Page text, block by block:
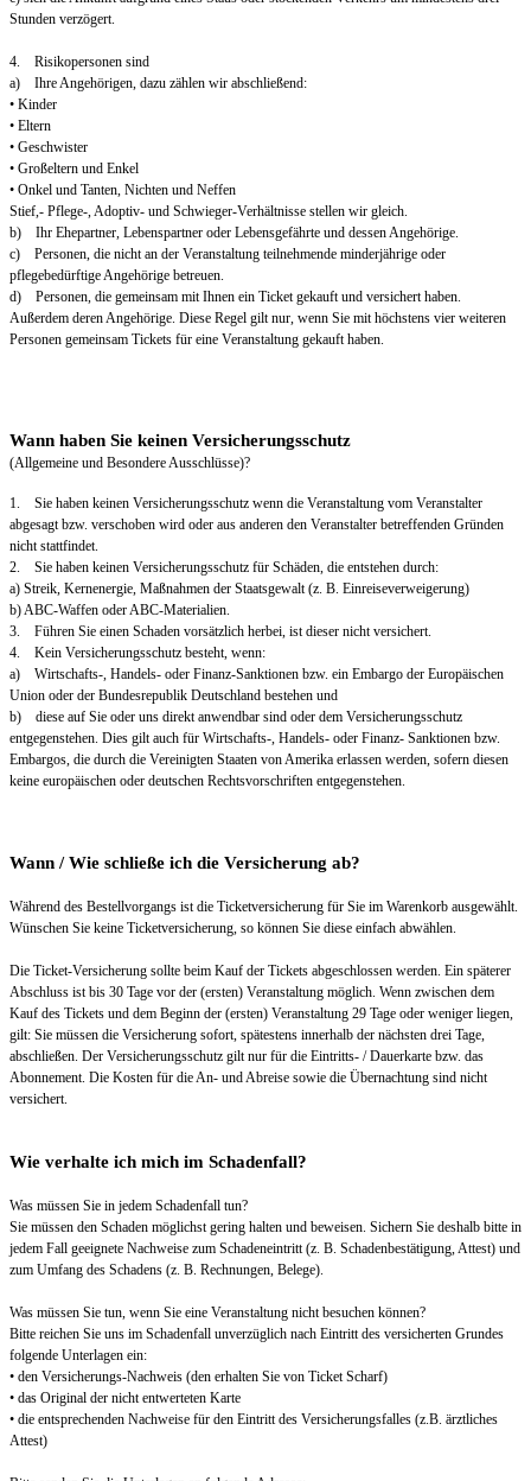
Stunden verzögert.
4. Risikopersonen sind
a) Ihre Angehörigen, dazu zählen wir abschließend:
• Kinder
• Eltern
• Geschwister
• Großeltern und Enkel
• Onkel und Tanten, Nichten und Neffen
Stief,- Pflege-, Adoptiv- und Schwieger-Verhältnisse stellen wir gleich.
b) Ihr Ehepartner, Lebenspartner oder Lebensgefährte und dessen Angehörige.
c) Personen, die nicht an der Veranstaltung teilnehmende minderjährige oder
pflegebedürftige Angehörige betreuen.
d) Personen, die gemeinsam mit Ihnen ein Ticket gekauft und versichert haben.
Außerdem deren Angehörige. Diese Regel gilt nur, wenn Sie mit höchstens vier weiteren
Personen gemeinsam Tickets für eine Veranstaltung gekauft haben.
Wann haben Sie keinen Versicherungsschutz
(Allgemeine und Besondere Ausschlüsse)?
1. Sie haben keinen Versicherungsschutz wenn die Veranstaltung vom Veranstalter
abgesagt bzw. verschoben wird oder aus anderen den Veranstalter betreffenden Gründen
nicht stattfindet.
2. Sie haben keinen Versicherungsschutz für Schäden, die entstehen durch:
a) Streik, Kernenergie, Maßnahmen der Staatsgewalt (z. B. Einreiseverweigerung)
b) ABC-Waffen oder ABC-Materialien.
3. Führen Sie einen Schaden vorsätzlich herbei, ist dieser nicht versichert.
4. Kein Versicherungsschutz besteht, wenn:
a) Wirtschafts-, Handels- oder Finanz-Sanktionen bzw. ein Embargo der Europäischen
Union oder der Bundesrepublik Deutschland bestehen und
b) diese auf Sie oder uns direkt anwendbar sind oder dem Versicherungsschutz
entgegenstehen. Dies gilt auch für Wirtschafts-, Handels- oder Finanz- Sanktionen bzw.
Embargos, die durch die Vereinigten Staaten von Amerika erlassen werden, sofern diesen
keine europäischen oder deutschen Rechtsvorschriften entgegenstehen.
Wann / Wie schließe ich die Versicherung ab?
Während des Bestellvorgangs ist die Ticketversicherung für Sie im Warenkorb ausgewählt.
Wünschen Sie keine Ticketversicherung, so können Sie diese einfach abwählen.
Die Ticket-Versicherung sollte beim Kauf der Tickets abgeschlossen werden. Ein späterer
Abschluss ist bis 30 Tage vor der (ersten) Veranstaltung möglich. Wenn zwischen dem
Kauf des Tickets und dem Beginn der (ersten) Veranstaltung 29 Tage oder weniger liegen,
gilt: Sie müssen die Versicherung sofort, spätestens innerhalb der nächsten drei Tage,
abschließen. Der Versicherungsschutz gilt nur für die Eintritts- / Dauerkarte bzw. das
Abonnement. Die Kosten für die An- und Abreise sowie die Übernachtung sind nicht
versichert.
Wie verhalte ich mich im Schadenfall?
Was müssen Sie in jedem Schadenfall tun?
Sie müssen den Schaden möglichst gering halten und beweisen. Sichern Sie deshalb bitte in
jedem Fall geeignete Nachweise zum Schadeneintritt (z. B. Schadenbestätigung, Attest) und
zum Umfang des Schadens (z. B. Rechnungen, Belege).
Was müssen Sie tun, wenn Sie eine Veranstaltung nicht besuchen können?
Bitte reichen Sie uns im Schadenfall unverzüglich nach Eintritt des versicherten Grundes
folgende Unterlagen ein:
• den Versicherungs-Nachweis (den erhalten Sie von Ticket Scharf)
• das Original der nicht entwerteten Karte
• die entsprechenden Nachweise für den Eintritt des Versicherungsfalles (z.B. ärztliches
Attest)